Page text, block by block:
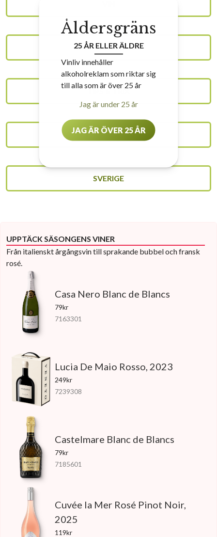
UNCATEGORIZED
TIPS & TRIX
SYSTEMBOLAGET
SVERIGE
UPPTÄCK SÄSONGENS VINER
Från italienskt årgångsvin till sprakande bubbel och fransk
rosé.
Casa Nero Blanc de Blancs
79kr
7163301
Lucia De Maio Rosso, 2023
249kr
7239308
Castelmare Blanc de Blancs
79kr
7185601
Cuvée la Mer Rosé Pinot Noir,
2025
119kr
Åldersgräns
25 ÅR ELLER ÄLDRE
Vinliv innehåller
alkoholreklam som riktar sig
till alla som är över 25 år
Jag är under 25 år
JAG ÄR ÖVER 25 ÅR